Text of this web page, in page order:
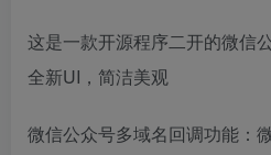
这是一款开源程序二开的微信
全新UI，简洁美观
微信公众号多域名回调功能：